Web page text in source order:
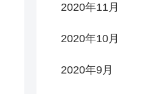
2020年11月
2020年10月
2020年9月